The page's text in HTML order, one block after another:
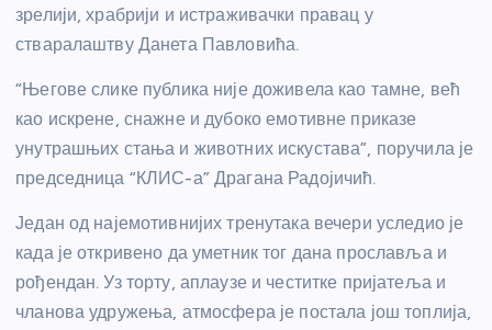
зрелији, храбрији и истраживачки правац у
стваралаштву Данета Павловића.
“Његове слике публика није доживела као тамне, већ
као искрене, снажне и дубоко емотивне приказе
унутрашњих стања и животних искустава”, поручила је
председница “КЛИС-а” Драгана Радојичић.
Један од најемотивнијих тренутака вечери уследио је
када је откривено да уметник тог дана прославља и
рођендан. Уз торту, аплаузе и честитке пријатеља и
чланова удружења, атмосфера је постала још топлија,